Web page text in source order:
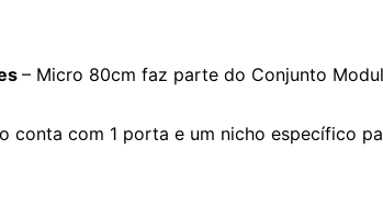
– Micro 80cm faz parte do Conjunto
conta com 1 porta e um nicho específico